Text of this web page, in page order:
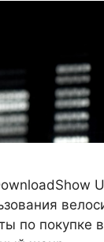
по покупке